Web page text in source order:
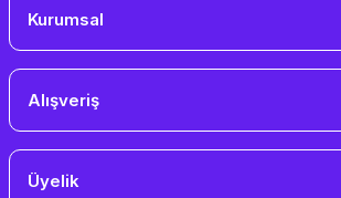
Kurumsal
Alışveriş
Üyelik